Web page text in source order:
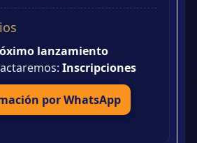
lanzamiento
Inscripciones
por WhatsApp